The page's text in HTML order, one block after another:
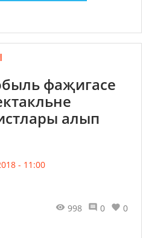
фаҗигасе
алып
- 11:00
998 0 0